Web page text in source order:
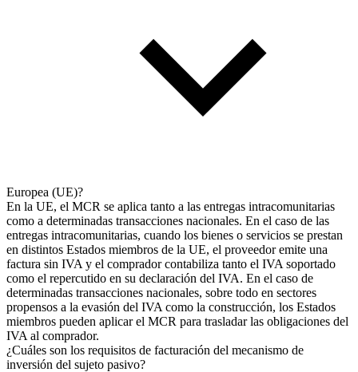
Europea (UE)?
En la UE, el MCR se aplica tanto a las entregas intracomunitarias
como a determinadas transacciones nacionales. En el caso de las
entregas intracomunitarias, cuando los bienes o servicios se prestan
en distintos Estados miembros de la UE, el proveedor emite una
factura sin IVA y el comprador contabiliza tanto el IVA soportado
como el repercutido en su declaración del IVA. En el caso de
determinadas transacciones nacionales, sobre todo en sectores
propensos a la evasión del IVA como la construcción, los Estados
miembros pueden aplicar el MCR para trasladar las obligaciones del
IVA al comprador.
¿Cuáles son los requisitos de facturación del mecanismo de
inversión del sujeto pasivo?